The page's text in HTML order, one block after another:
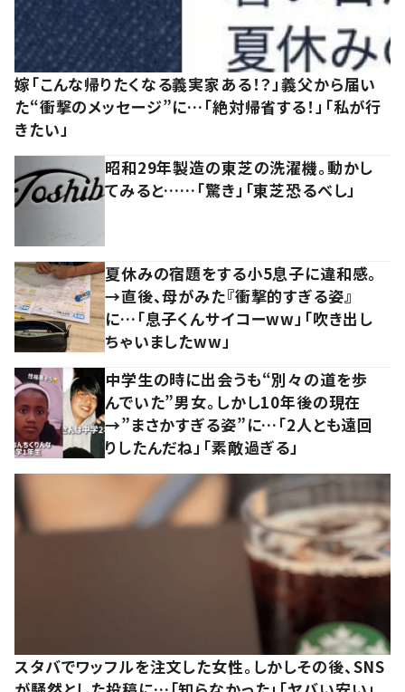
嫁「こんな帰りたくなる義実家ある！？」義父から届い
た“衝撃のメッセージ”に…「絶対帰省する！」「私が行
きたい」
昭和29年製造の東芝の洗濯機。動かし
てみると……「驚き」「東芝恐るべし」
夏休みの宿題をする小5息子に違和感。
→直後、母がみた『衝撃的すぎる姿』
に…「息子くんサイコーww」「吹き出し
ちゃいましたww」
中学生の時に出会うも“別々の道を歩
んでいた”男女。しかし10年後の現在
→”まさかすぎる姿”に…「2人とも遠回
りしたんだね」「素敵過ぎる」
スタバでワッフルを注文した女性。しかしその後、SNS